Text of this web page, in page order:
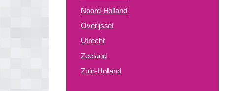
Noord-Holland
Overijssel
Utrecht
Zeeland
Zuid-Holland